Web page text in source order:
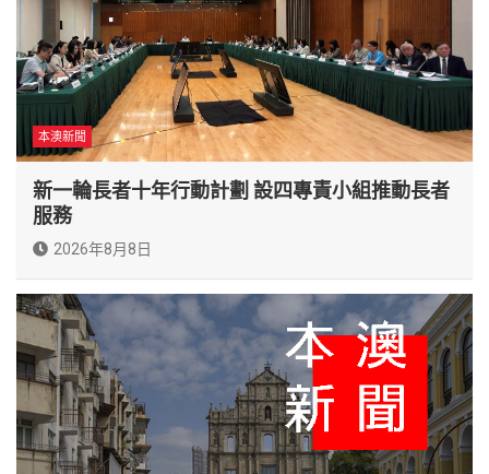
本澳新聞
新一輪長者十年行動計劃 設四專責小組推動長者
服務
2026年8月8日